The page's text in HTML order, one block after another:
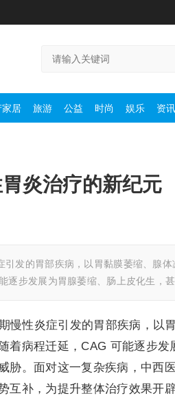
家居 旅游 公益 时尚 娱乐 资讯
炎治疗的新纪元
发的胃部疾病，以胃黏膜萎缩、腺
逐步发展为胃腺萎缩、肠上皮化生，
慢性炎症引发的胃部疾病，以
着病程迁延，CAG 可能逐步发
胁。面对这一复杂疾病，中西
补，为提升整体治疗效果开辟